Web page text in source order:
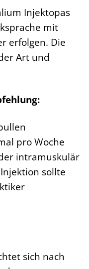
Injektopas
mit
erfolgen. Die
Art und
pro Woche
intramuskulär
sollte
sich nach